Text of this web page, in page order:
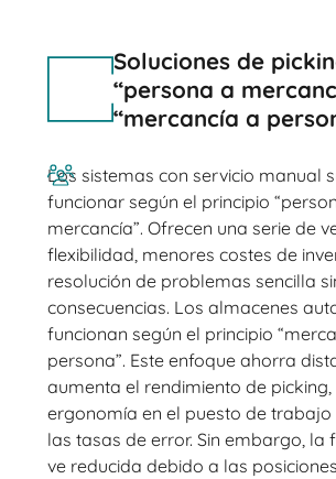
Soluciones de
“persona a
“mercancía a
Los sistemas con servicio manual
funcionar según el principio
mercancía”. Ofrecen una serie de
flexibilidad, menores costes de
resolución de problemas sencilla
consecuencias. Los almacenes
funcionan según el principio
persona”. Este enfoque ahorra
aumenta el rendimiento de
ergonomía en el puesto de trabajo
las tasas de error. Sin embargo, la
ve reducida debido a las